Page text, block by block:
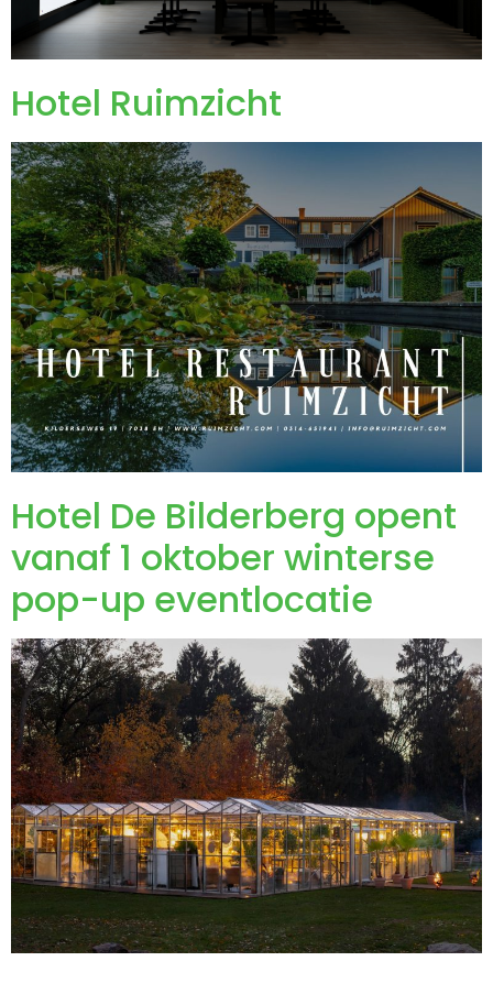
Hotel Ruimzicht
Hotel De Bilderberg opent
vanaf 1 oktober winterse
pop-up eventlocatie